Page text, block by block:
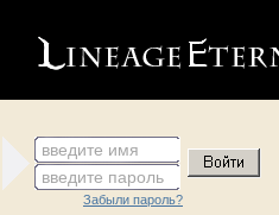
введите имя
введите пароль
Забыли пароль?